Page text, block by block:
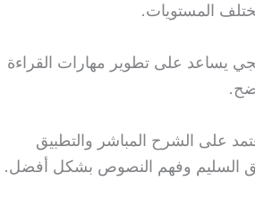
المستويات.
يساعد على تطوير مهارات القراءة
على الشرح المباشر والتطبيق
السليم وفهم النصوص بشكل أفضل.